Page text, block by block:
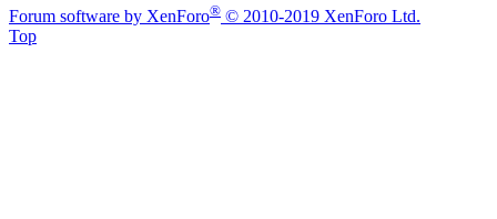
Forum software by XenForo® © 2010-2019 XenForo Ltd.
Top